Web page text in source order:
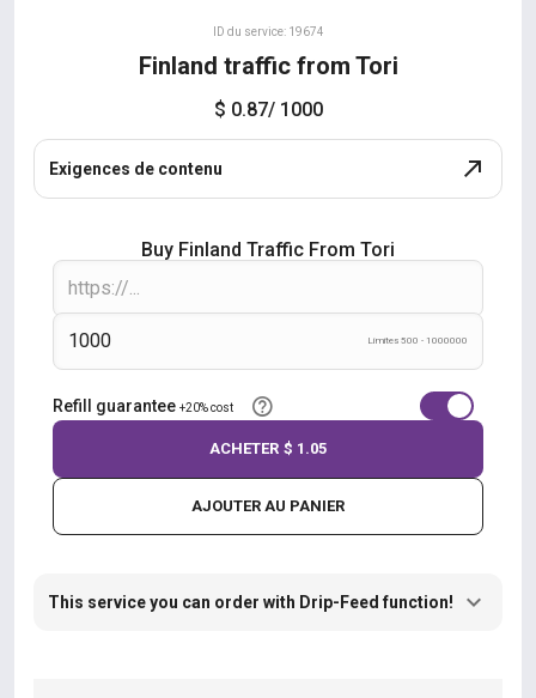
ID du service: 19674
Finland traffic from Tori
$ 0.87/ 1000
Exigences de contenu
Buy Finland Traffic From Tori
Límites 500 - 1000000
Refill guarantee +20% cost
AJOUTER AU PANIER
ACHETER $ 1.05
This service you can order with Drip-Feed function!